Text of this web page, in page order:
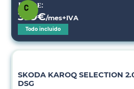
Desde:
399€/mes+IVA
Todo incluido
SKODA KAROQ SELECTION
DSG